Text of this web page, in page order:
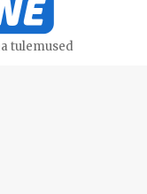
tulemused